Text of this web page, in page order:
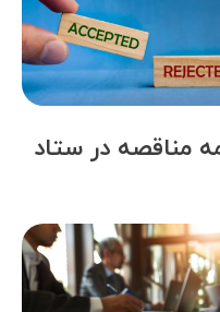
مناقصه در ستاد